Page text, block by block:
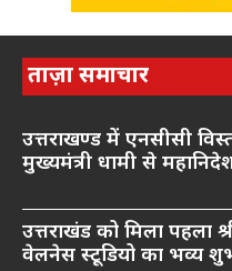
ताज़ा समाचार
उत्तराखण्ड में एनसीसी
मुख्यमंत्री धामी से
उत्तराखंड को मिला पहला
वेलनेस स्टूडियो का भव्य